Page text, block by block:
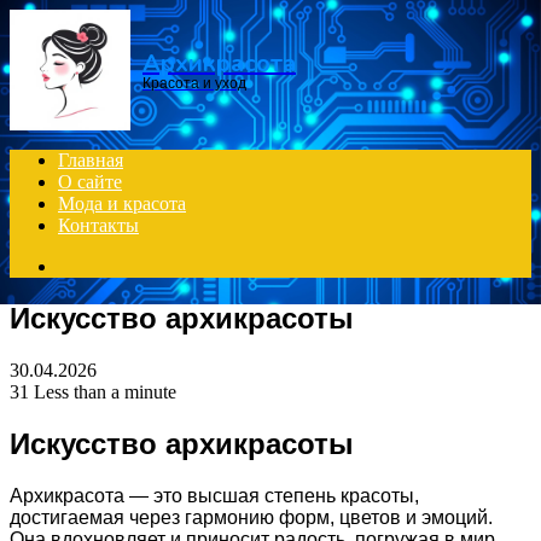
Архикрасота
Красота и уход
Главная
О сайте
Мода и красота
Контакты
for
Искусство архикрасоты
30.04.2026
31 Less than a minute
Искусство архикрасоты
Архикрасота — это высшая степень красоты,
достигаемая через гармонию форм, цветов и эмоций.